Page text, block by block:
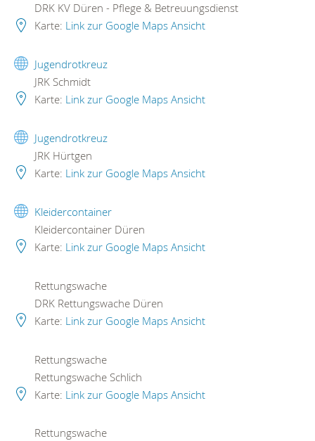
DRK KV Düren - Pflege & Betreuungsdienst
Karte: Link zur Google Maps Ansicht
Jugendrotkreuz
JRK Schmidt
Karte: Link zur Google Maps Ansicht
Jugendrotkreuz
JRK Hürtgen
Karte: Link zur Google Maps Ansicht
Kleidercontainer
Kleidercontainer Düren
Karte: Link zur Google Maps Ansicht
Rettungswache
DRK Rettungswache Düren
Karte: Link zur Google Maps Ansicht
Rettungswache
Rettungswache Schlich
Karte: Link zur Google Maps Ansicht
Rettungswache